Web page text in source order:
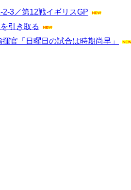
3／第12戦イギリスGP
引き取る
官「日曜日の試合は時期尚早」